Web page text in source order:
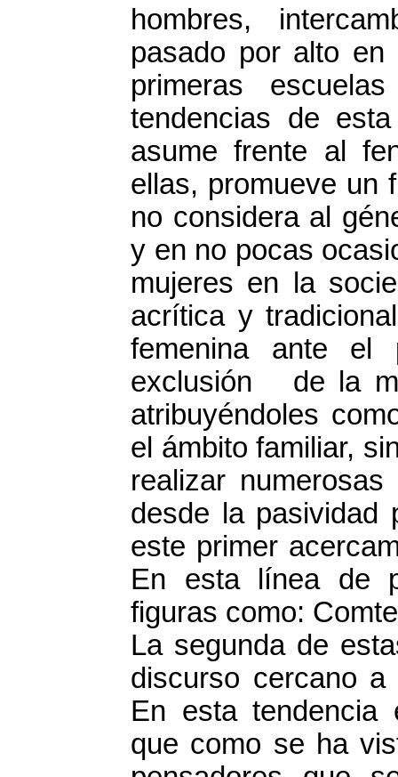
hombres,
pasado por alto
primeras
tendencias de
asume frente al
ellas, promueve un
no considera al
y en no pocas
mujeres en la
acrítica y
femenina ante el
exclusión de la
atribuyéndoles
el ámbito familiar,
realizar
desde la pasividad
este primer
En esta línea de
figuras como:
La segunda de
discurso cercano
En esta tendencia
que como se ha